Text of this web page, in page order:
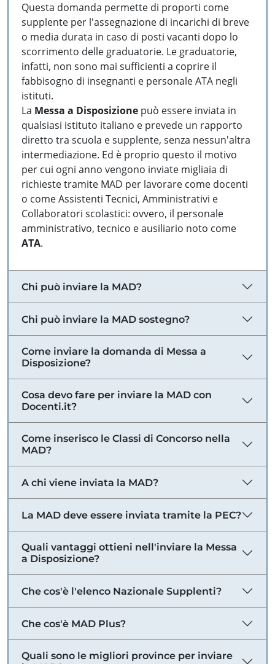
Questa domanda permette di proporti come
supplente per l'assegnazione di incarichi di breve
o media durata in caso di posti vacanti dopo lo
scorrimento delle graduatorie. Le graduatorie,
infatti, non sono mai sufficienti a coprire il
fabbisogno di insegnanti e personale ATA negli
istituti.
La Messa a Disposizione può essere inviata in
qualsiasi istituto italiano e prevede un rapporto
diretto tra scuola e supplente, senza nessun'altra
intermediazione. Ed è proprio questo il motivo
per cui ogni anno vengono inviate migliaia di
richieste tramite MAD per lavorare come docenti
o come Assistenti Tecnici, Amministrativi e
Collaboratori scolastici: ovvero, il personale
amministrativo, tecnico e ausiliario noto come
ATA.
Chi può inviare la MAD?
Chi può inviare la MAD sostegno?
Come inviare la domanda di Messa a
Disposizione?
Cosa devo fare per inviare la MAD con
Docenti.it?
Come inserisco le Classi di Concorso nella
MAD?
A chi viene inviata la MAD?
La MAD deve essere inviata tramite la PEC?
Quali vantaggi ottieni nell'inviare la Messa
a Disposizione?
Che cos'è l'elenco Nazionale Supplenti?
Che cos'è MAD Plus?
Quali sono le migliori province per inviare